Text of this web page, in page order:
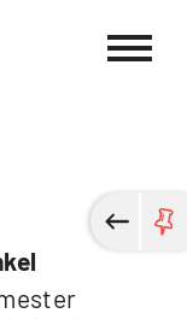
Schweiz